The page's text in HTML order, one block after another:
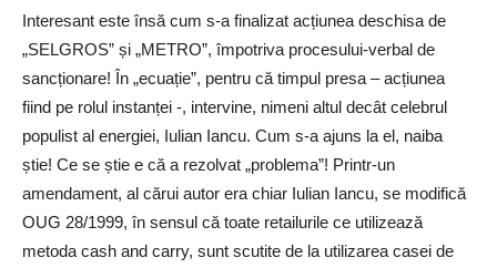
Interesant este însă cum s-a finalizat acțiunea deschisa de
„SELGROS” și „METRO”, împotriva procesului-verbal de
sancționare! În „ecuație”, pentru că timpul presa – acțiunea
fiind pe rolul instanței -, intervine, nimeni altul decât celebrul
populist al energiei, Iulian Iancu. Cum s-a ajuns la el, naiba
știe! Ce se știe e că a rezolvat „problema”! Printr-un
amendament, al cărui autor era chiar Iulian Iancu, se modifică
OUG 28/1999, în sensul că toate retailurile ce utilizează
metoda cash and carry, sunt scutite de la utilizarea casei de